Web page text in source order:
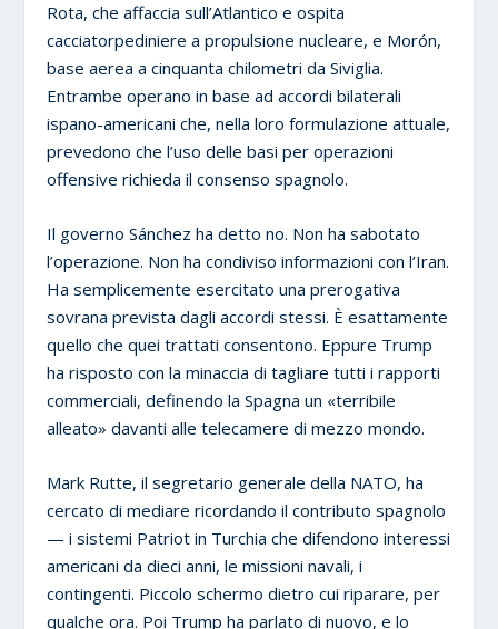
Rota, che affaccia sull’Atlantico e ospita
cacciatorpediniere a propulsione nucleare, e Morón,
base aerea a cinquanta chilometri da Siviglia.
Entrambe operano in base ad accordi bilaterali
ispano-americani che, nella loro formulazione attuale,
prevedono che l’uso delle basi per operazioni
offensive richieda il consenso spagnolo.
Il governo Sánchez ha detto no. Non ha sabotato
l’operazione. Non ha condiviso informazioni con l’Iran.
Ha semplicemente esercitato una prerogativa
sovrana prevista dagli accordi stessi. È esattamente
quello che quei trattati consentono. Eppure Trump
ha risposto con la minaccia di tagliare tutti i rapporti
commerciali, definendo la Spagna un «terribile
alleato» davanti alle telecamere di mezzo mondo.
Mark Rutte, il segretario generale della NATO, ha
cercato di mediare ricordando il contributo spagnolo
— i sistemi Patriot in Turchia che difendono interessi
americani da dieci anni, le missioni navali, i
contingenti. Piccolo schermo dietro cui riparare, per
qualche ora. Poi Trump ha parlato di nuovo, e lo